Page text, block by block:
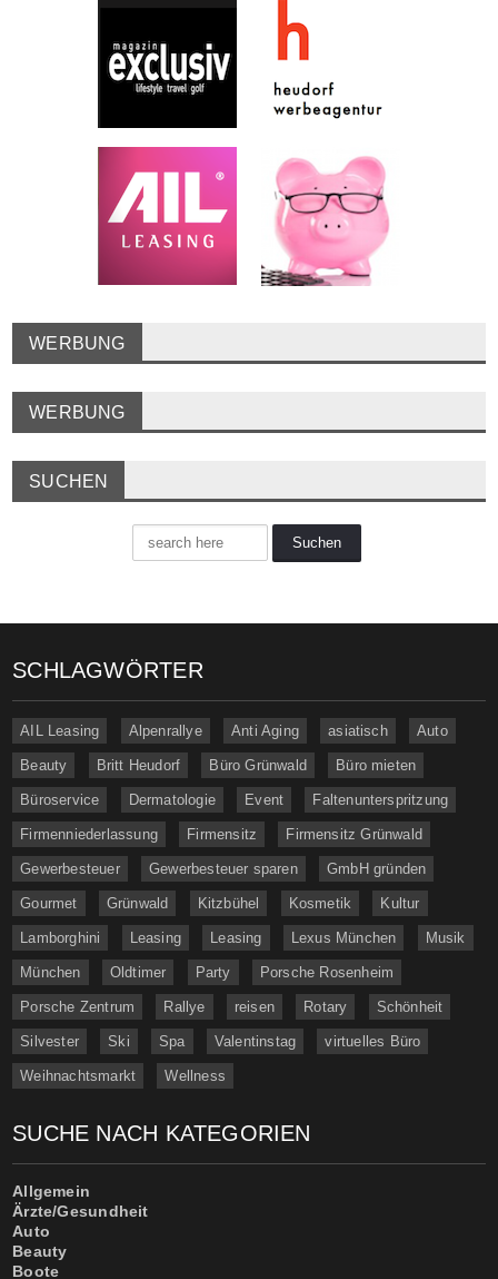
WERBUNG
WERBUNG
SUCHEN
SCHLAGWÖRTER
AIL Leasing Alpenrallye Anti Aging asiatisch Auto
Beauty Britt Heudorf Büro Grünwald Büro mieten
Büroservice Dermatologie Event Faltenunterspritzung
Firmenniederlassung Firmensitz Firmensitz Grünwald
Gewerbesteuer Gewerbesteuer sparen GmbH gründen
Gourmet Grünwald Kitzbühel Kosmetik Kultur
Lamborghini Leasing Leasing Lexus München Musik
München Oldtimer Party Porsche Rosenheim
Porsche Zentrum Rallye reisen Rotary Schönheit
Silvester Ski Spa Valentinstag virtuelles Büro
Weihnachtsmarkt Wellness
SUCHE NACH KATEGORIEN
Allgemein
Ärzte/Gesundheit
Auto
Beauty
Boote